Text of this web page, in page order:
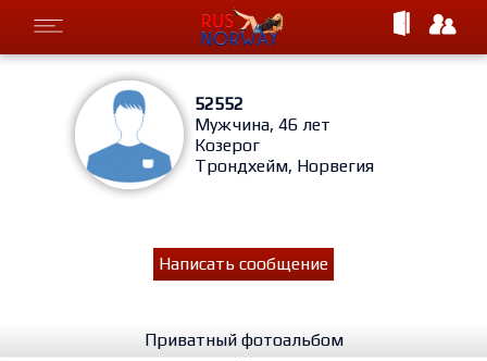
52552
Мужчина, 46 лет
Козерог
Трондхейм, Норвегия
Написать сообщение
Приватный фотоальбом